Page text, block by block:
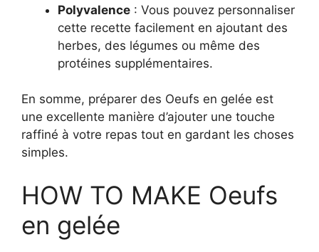
Polyvalence : Vous pouvez personnaliser
cette recette facilement en ajoutant des
herbes, des légumes ou même des
protéines supplémentaires.
En somme, préparer des Oeufs en gelée est
une excellente manière d’ajouter une touche
raffiné à votre repas tout en gardant les choses
simples.
HOW TO MAKE Oeufs
en gelée